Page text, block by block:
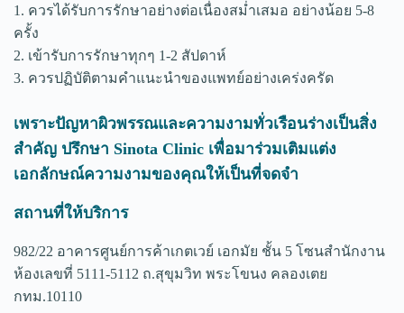
1. ควรได้รับการรักษาอย่างต่อเนื่องสม่ำเสมอ อย่างน้อย 5-8
ครั้ง
2. เข้ารับการรักษาทุกๆ 1-2 สัปดาห์
3. ควรปฏิบัติตามคำแนะนำของแพทย์อย่างเคร่งครัด
เพราะปัญหาผิวพรรณและความงามทั่วเรือนร่างเป็นสิ่ง
สำคัญ ปรึกษา Sinota Clinic เพื่อมาร่วมเติมแต่ง
เอกลักษณ์ความงามของคุณให้เป็นที่จดจำ
สถานที่ให้บริการ
982/22 อาคารศูนย์การค้าเกตเวย์ เอกมัย ชั้น 5 โซนสำนักงาน
ห้องเลขที่ 5111-5112 ถ.สุขุมวิท พระโขนง คลองเตย
กทม.10110